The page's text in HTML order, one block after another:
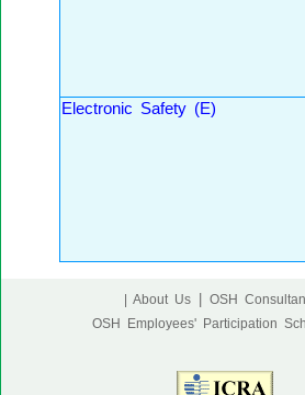
Electronic Safety (E)
| About Us OSH
OSH Employees' Participation